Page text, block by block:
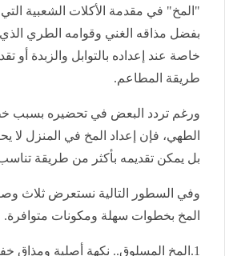
"المخ" في مقدمة الأكلات الشعبية
بفضل مذاقه الغني وقوامه الطري
خاصة عند إعداده بالتوابل والزبدة أو
طريقة المطاعم.
ورغم تردد البعض في تحضيره بسبب
الطهي، فإن إعداد المخ في المنزل لا
بل يمكن تقديمه بأكثر من طريقة
وفي السطور التالية نستعرض ثلاث
المخ بخطوات سهلة ومكونات متوافرة.
1.المخ المسلوق.. نكهة أصلية ومذاق خفيف